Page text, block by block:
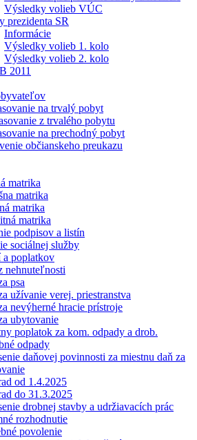
Výsledky volieb VÚC
prezidenta SR
Informácie
Výsledky volieb 1. kolo
Výsledky volieb 2. kolo
2011
na trvalý pobyt
z trvalého pobytu
na prechodný pobyt
občianskeho preukazu
matrika
matrika
matrika
matrika
podpisov a listín
sociálnej služby
a poplatkov
nehnuteľnosti
psa
užívanie verej. priestranstva
nevýherné hracie prístroje
ubytovanie
poplatok za kom. odpady a drob.
odpady
daňovej povinnosti za miestnu daň za
od 1.4.2025
do 31.3.2025
drobnej stavby a udržiavacích prác
rozhodnutie
povolenie